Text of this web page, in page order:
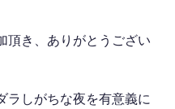
頂き、ありがとうござい
ラしがちな夜を有意義に